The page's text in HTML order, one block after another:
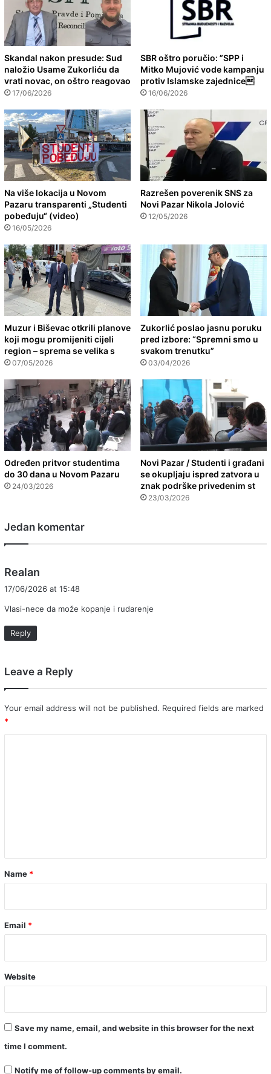
Skandal nakon presude: Sud
naložio Usame Zukorliću da
vrati novac, on oštro reagovao
17/06/2026
SBR oštro poručio: ”SPP i
Mitko Mujović vode kampanju
protiv Islamske zajednice
16/06/2026
Na više lokacija u Novom
Pazaru transparenti „Studenti
pobeđuju“ (video)
16/05/2026
Razrešen poverenik SNS za
Novi Pazar Nikola Jolović
12/05/2026
Muzur i Biševac otkrili planove
koji mogu promijeniti cijeli
region – sprema se velika s
07/05/2026
Zukorlić poslao jasnu poruku
pred izbore: “Spremni smo u
svakom trenutku”
03/04/2026
Određen pritvor studentima
do 30 dana u Novom Pazaru
24/03/2026
Novi Pazar / Studenti i građani
se okupljaju ispred zatvora u
znak podrške privedenim st
23/03/2026
Jedan komentar
Realan
s
17/06/2026 at 15:48
Vlasi-nece da može kopanje i rudarenje
Reply
Leave a Reply
Your email address will not be published. Required fields are marked
*
*
Name *
Email *
Website
Save my name, email, and website in this browser for the next
time I comment.
Notify me of follow-up comments by email.